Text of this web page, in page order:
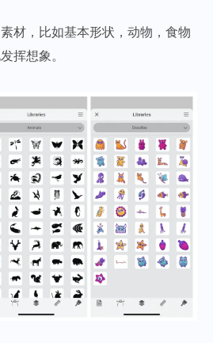
材，比如基本形状，动物，食物
挥想象。